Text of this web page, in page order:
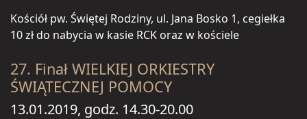
Kościół pw. Świętej Rodziny, ul. Jana Bosko 1, cegiełka
10 zł do nabycia w kasie RCK oraz w kościele
27. Finał WIELKIEJ ORKIESTRY
ŚWIĄTECZNEJ POMOCY
13.01.2019, godz. 14.30-20.00